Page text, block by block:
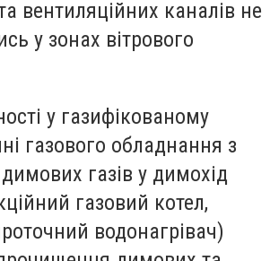
вентиляційних каналів не
у зонах вітрового
у газифікованому
газового обладнання з
газів у димохід
газовий котел,
водонагрівач)